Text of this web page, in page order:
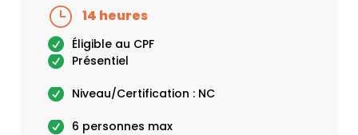
14 heures
Éligible au CPF
Présentiel
Niveau/Certification : NC
6 personnes max